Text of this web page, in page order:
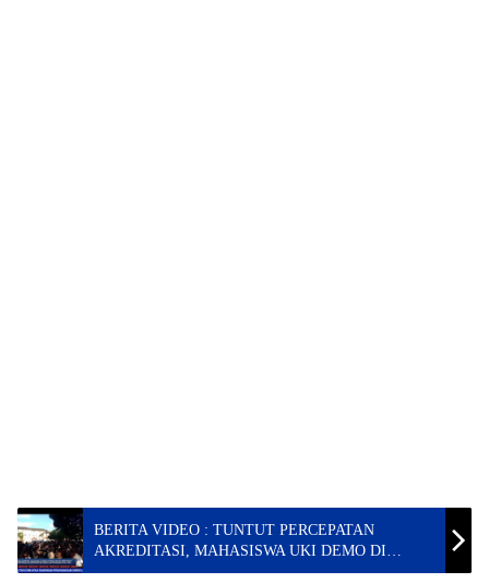
BERITA VIDEO : TUNTUT PERCEPATAN
AKREDITASI, MAHASISWA UKI DEMO DI
DEPAN GEDUNG DPRD TORUT